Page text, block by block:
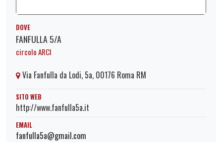
DOVE
FANFULLA 5/A
circolo ARCI
Via Fanfulla da Lodi, 5a, 00176 Roma RM
SITO WEB
http://www.fanfulla5a.it
EMAIL
fanfulla5a@gmail.com